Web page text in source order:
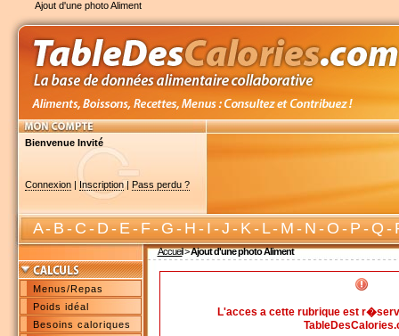
Ajout d'une photo Aliment
Bienvenue Invité
Connexion| Inscription| Pass perdu ?
A-B-C-D-E-F-G-H-I-J-K-L-M-N-O-P-Q-
Accueil>Ajout d'une photo Aliment
Menus/Repas
Poids idéal
Besoins caloriques
L'acces a cette rubrique est